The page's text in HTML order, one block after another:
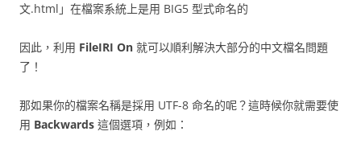
文.html」在檔案系統上是用 BIG5 型式命名的
因此，利用 FileIRI On 就可以順利解決大部分的中文檔名問題
了！
那如果你的檔案名稱是採用 UTF-8 命名的呢？這時候你就需要使
用 Backwards 這個選項，例如：